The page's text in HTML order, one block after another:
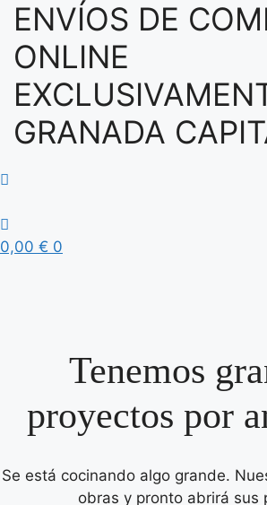
ENVÍOS DE
ONLINE
GRANADA
0,00 € 0
Tenemos
proyectos por
Se está cocinando algo grande.
obras y pronto abrirá sus